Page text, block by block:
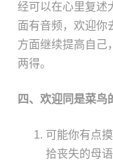
经可以在心里复述
面有音频，欢迎你
方面继续提高自己
两得。
四、 欢迎同是菜鸟
可能你有点
拾丧失的母